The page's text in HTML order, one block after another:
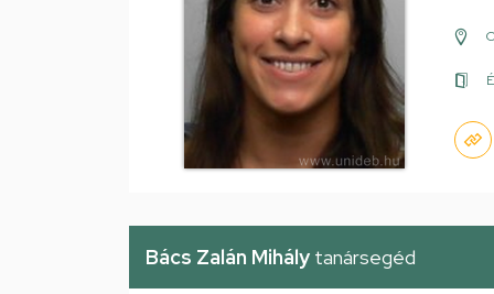
Bács Zalán Mihály tanársegéd